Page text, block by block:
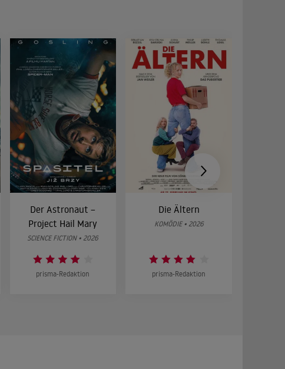
Der Astronaut –
Project Hail Mary
SCIENCE FICTION • 2026
prisma-Redaktion
Die Ältern
KOMÖDIE • 2026
prisma-Redaktion